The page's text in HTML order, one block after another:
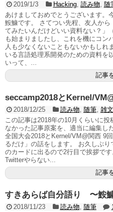
2019/1/3 Hacking, 読み物, 随
あけましておめでとうございます。
鮟鱇です。 さてつい先程、友人か
てみたいんだけどいい資料ない？」
も始まりましたし、これを機にコン
人も少なくないこともないかもしれ
いる言語処理系開発のための資料を
いって、...
記事
seccamp2018とKernel/
2018/12/25 読み物, 随筆, 雑文
この記事は2018年の10月くらいに
なかった記事原案を、適当に編集し
全国大会2018とKernel/VM@関西 9
るだけ」の話をします。 お久しぶ
のカードに出るので2行目で挨拶で
Twitterやらない...
記事
すきあらば自分語り 〜鮟
2018/11/23 読み物, 随筆